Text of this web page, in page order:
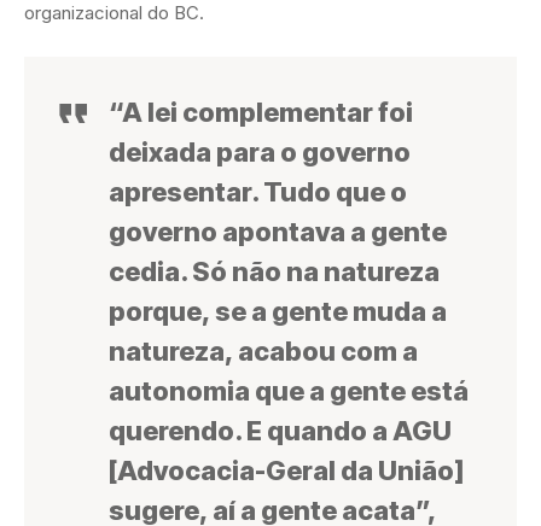
organizacional do BC.
“A lei complementar foi
deixada para o governo
apresentar. Tudo que o
governo apontava a gente
cedia. Só não na natureza
porque, se a gente muda a
natureza, acabou com a
autonomia que a gente está
querendo. E quando a AGU
[Advocacia-Geral da União]
sugere, aí a gente acata”,